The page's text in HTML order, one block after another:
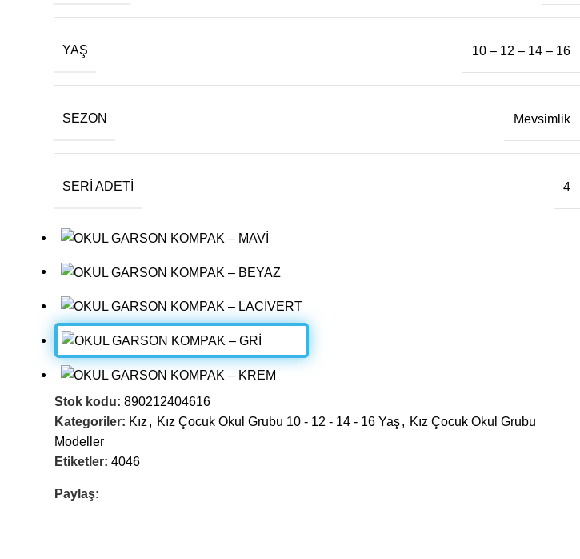
YAŞ 10 – 12 – 14 – 16
SEZON Mevsimlik
SERI ADETI 4
Stok kodu: 890212404616
Kategoriler: Kız , Kız Çocuk Okul Grubu 10 - 12 - 14 - 16 Yaş, Kız Çocuk Okul Grubu
Modeller
Etiketler: 4046
Paylaş: